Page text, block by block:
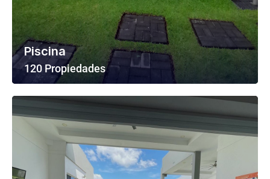
Piscina
120 Propiedades
Ver Todas Las Propiedades